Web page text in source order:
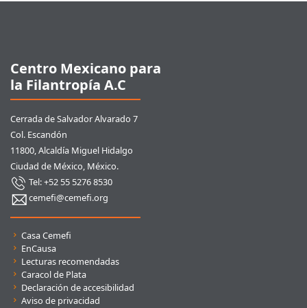
Centro Mexicano para
la Filantropía A.C
Cerrada de Salvador Alvarado 7
Col. Escandón
11800, Alcaldía Miguel Hidalgo
Ciudad de México, México.
Tel: +52 55 5276 8530
cemefi@cemefi.org
Casa Cemefi
EnCausa
Lecturas recomendadas
Caracol de Plata
Declaración de accesibilidad
Aviso de privacidad